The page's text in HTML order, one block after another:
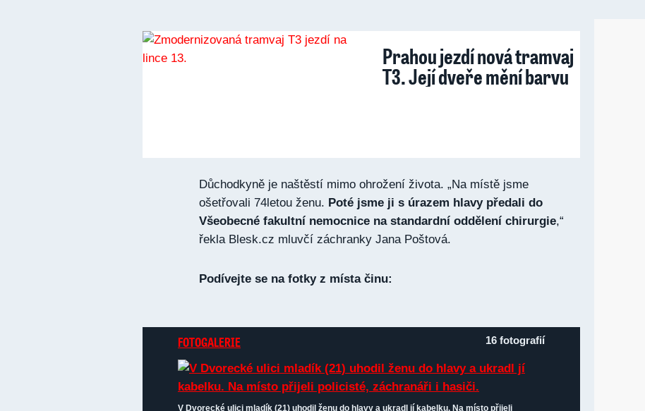
Prahou jezdí nová tramvaj
T3. Její dveře mění barvu
Důchodkyně je naštěstí mimo ohrožení života. „Na místě jsme
ošetřovali 74letou ženu. Poté jsme ji s úrazem hlavy předali do
Všeobecné fakultní nemocnice na standardní oddělení chirurgie,“
řekla Blesk.cz mluvčí záchranky Jana Poštová.
Podívejte se na fotky z místa činu:
FOTOGALERIE 16 fotografií
V Dvorecké ulici mladík (21) uhodil ženu do hlavy a ukradl jí kabelku. Na místo přijeli